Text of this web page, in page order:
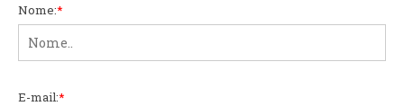
Nome:*
E-mail:*